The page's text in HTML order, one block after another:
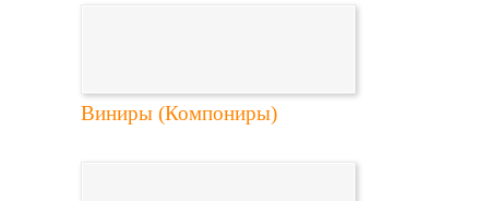
Виниры (Компониры)